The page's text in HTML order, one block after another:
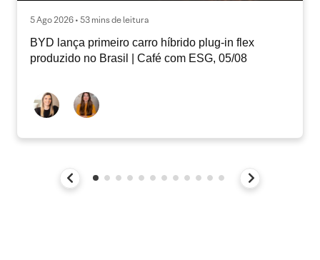
5 Ago 2026 • 53 mins de leitura
BYD lança primeiro carro híbrido plug-in flex
produzido no Brasil | Café com ESG, 05/08